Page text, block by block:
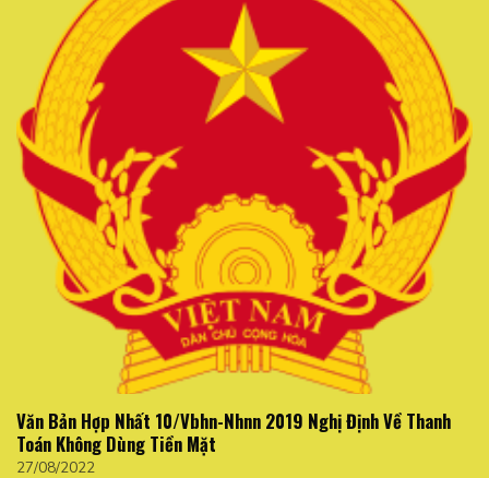
Văn Bản Hợp Nhất 10/Vbhn-Nhnn 2019 Nghị Định Về Thanh
Toán Không Dùng Tiền Mặt
27/08/2022